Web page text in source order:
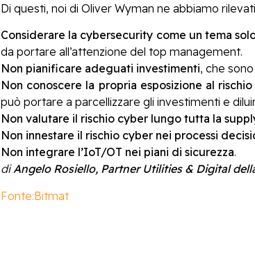
Di questi, noi di Oliver Wyman ne abbiamo
Considerare la cybersecurity come un tema
da portare all’attenzione del top management.
Non pianificare adeguati investimenti, che
Non conoscere la propria esposizione al
può portare a parcellizzare gli investimenti e
Non valutare il rischio cyber lungo tutta la
Non innestare il rischio cyber nei processi
Non integrare l’IoT/OT nei piani di sicurezza.
diAngelo Rosiello, Partner Utilities & Digital
Fonte:Bitmat